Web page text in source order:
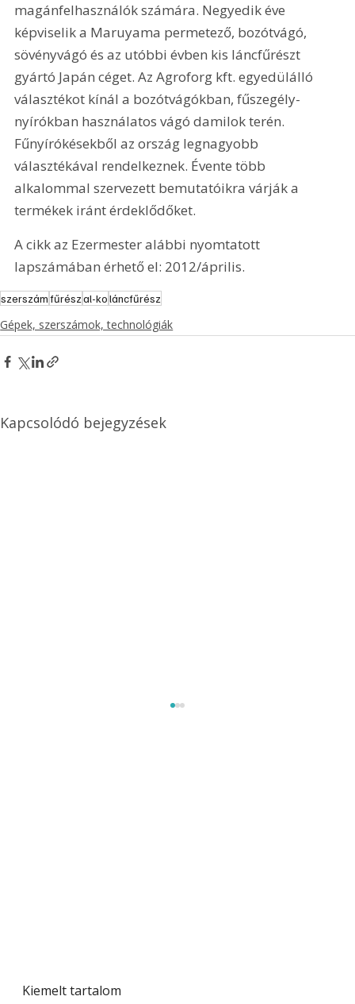
Kiemelt tartalom
magánfelhasználók számára. Negyedik éve
képviselik a Maruyama permetező, bozótvágó,
sövényvágó és az utóbbi évben kis láncfűrészt
gyártó Japán céget. Az Agroforg kft. egyedülálló
választékot kínál a bozótvágókban, fűszegély-
nyírókban használatos vágó damilok terén.
Fűnyírókésekből az ország legnagyobb
választékával rendelkeznek. Évente több
alkalommal szervezett bemutatóikra várják a
termékek iránt érdeklődőket.
A cikk az Ezermester alábbi nyomtatott
lapszámában érhető el: 2012/április.
szerszámfűrészal-koláncfűrész
Gépek, szerszámok, technológiák
Kapcsolódó bejegyzések